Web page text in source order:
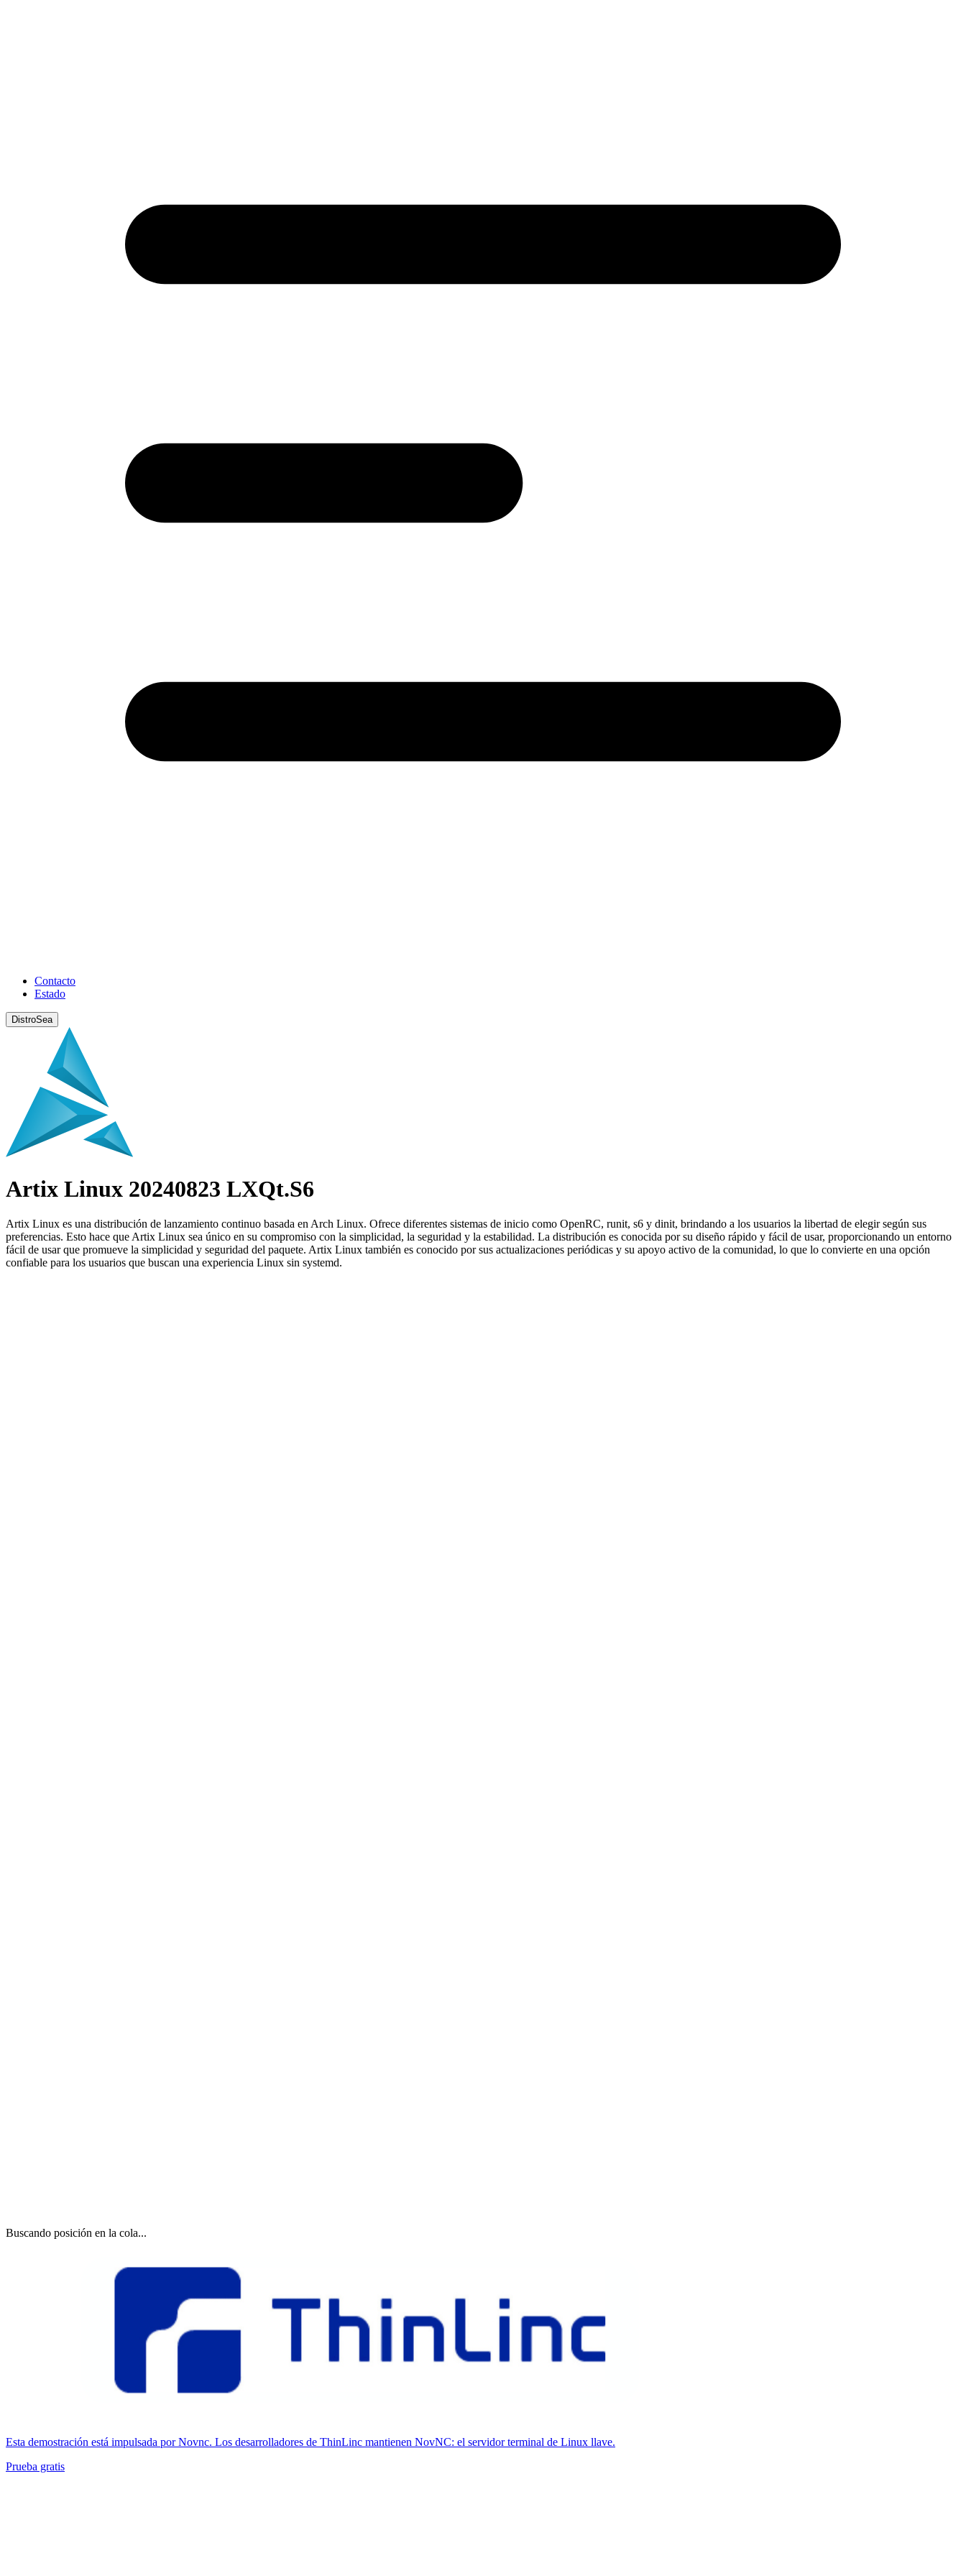
Contacto
Estado
DistroSea
Artix Linux 20240823 LXQt.S6
Artix Linux es una distribución de lanzamiento continuo basada en Arch Linux. Ofrece diferentes sistemas de inicio como OpenRC, runit, s6 y dinit, brindando a los usuarios la libertad de elegir según sus
preferencias. Esto hace que Artix Linux sea único en su compromiso con la simplicidad, la seguridad y la estabilidad. La distribución es conocida por su diseño rápido y fácil de usar, proporcionando un entorno
fácil de usar que promueve la simplicidad y seguridad del paquete. Artix Linux también es conocido por sus actualizaciones periódicas y su apoyo activo de la comunidad, lo que lo convierte en una opción
confiable para los usuarios que buscan una experiencia Linux sin systemd.
Buscando posición en la cola...
Esta demostración está impulsada por Novnc. Los desarrolladores de ThinLinc mantienen NovNC: el servidor terminal de Linux llave.
Prueba gratis